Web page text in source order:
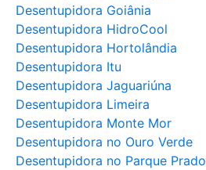
Desentupidora Goiânia
Desentupidora HidroCool
Desentupidora Hortolândia
Desentupidora Itu
Desentupidora Jaguariúna
Desentupidora Limeira
Desentupidora Monte Mor
Desentupidora no Ouro Verde
Desentupidora no Parque Prado